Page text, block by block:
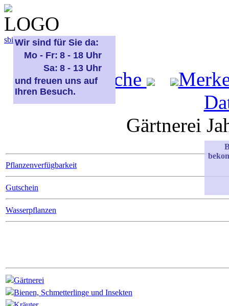
sbi sbbib
Start Suche
Gärtnerei
Pflanzenverfügbarkeit
Gutschein
Wasserpflanzen
Gärtnerei
Bienen, Schmetterlinge und Insekten
Wir sind für Sie da:
Mo - Fr: 8 - 18 Uhr
Sa: 8 - 13 Uhr
und freuen uns auf
Ihren Besuch.